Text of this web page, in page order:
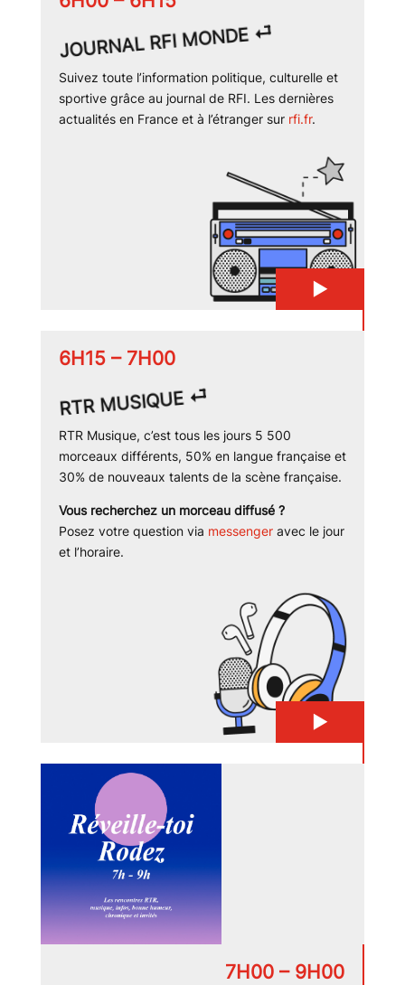
JOURNAL RFI MONDE ⏎
Suivez toute l’information politique, culturelle et
sportive grâce au journal de RFI. Les dernières
actualités en France et à l’étranger sur rfi.fr.
▶
6H15 – 7H00
RTR MUSIQUE ⏎
RTR Musique, c’est tous les jours 5 500
morceaux différents, 50% en langue française et
30% de nouveaux talents de la scène française.
Vous recherchez un morceau diffusé ?
Posez votre question via messengeravec le jour
et l’horaire.
▶
7H00 – 9H00